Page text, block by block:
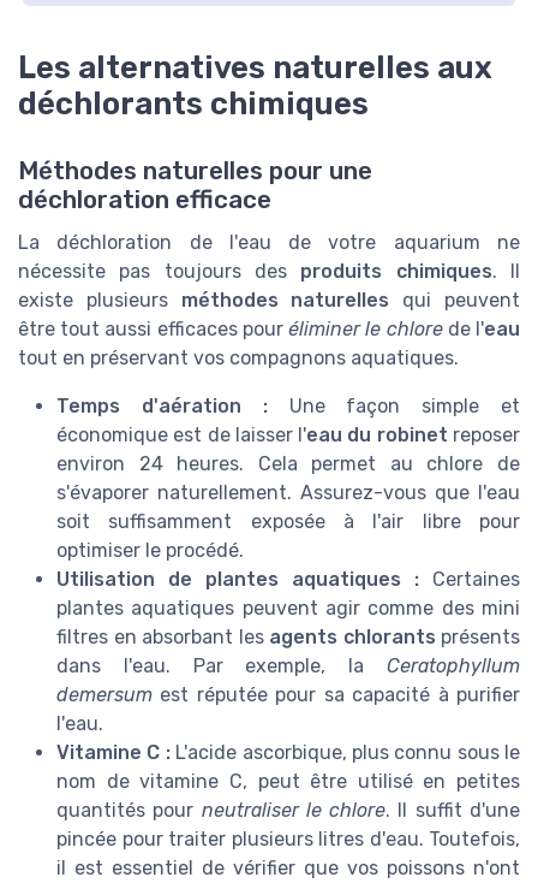
Les alternatives naturelles aux
déchlorants chimiques
Méthodes naturelles pour une
déchloration efficace
La déchloration de l'eau de votre aquarium ne
nécessite pas toujours des produits chimiques. Il
existe plusieurs méthodes naturelles qui peuvent
être tout aussi efficaces pouréliminer le chlorede l'eau
tout en préservant vos compagnons aquatiques.
Temps d'aération :Une façon simple et
économique est de laisser l'eau du robinet reposer
environ 24 heures. Cela permet au chlore de
s'évaporer naturellement. Assurez-vous que l'eau
soit suffisamment exposée à l'air libre pour
optimiser le procédé.
Utilisation de plantes aquatiques : Certaines
plantes aquatiques peuvent agir comme des mini
filtres en absorbant les agents chlorants présents
dans l'eau. Par exemple, la Ceratophyllum
demersum est réputée pour sa capacité à purifier
l'eau.
Vitamine C :L'acide ascorbique, plus connu sous le
nom de vitamine C, peut être utilisé en petites
quantités pour neutraliser le chlore. Il suffit d'une
pincée pour traiter plusieurs litres d'eau. Toutefois,
il est essentiel de vérifier que vos poissons n'ont